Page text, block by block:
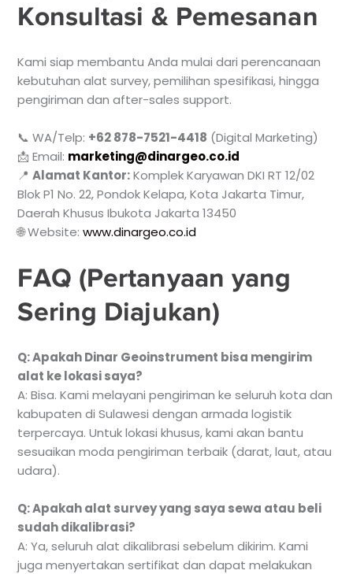
Konsultasi & Pemesanan
Kami siap membantu Anda mulai dari perencanaan
kebutuhan alat survey, pemilihan spesifikasi, hingga
pengiriman dan after-sales support.
📞 WA/Telp: +62 878-7521-4418 (Digital Marketing)
📩 Email: marketing@dinargeo.co.id
📍Alamat Kantor:Komplek Karyawan DKI RT 12/02
Blok P1 No. 22, Pondok Kelapa, Kota Jakarta Timur,
Daerah Khusus Ibukota Jakarta 13450
🌐 Website:www.dinargeo.co.id
FAQ (Pertanyaan yang
Sering Diajukan)
Q: Apakah Dinar Geoinstrument bisa mengirim
alat ke lokasi saya?
A: Bisa. Kami melayani pengiriman ke seluruh kota dan
kabupaten di Sulawesi dengan armada logistik
terpercaya. Untuk lokasi khusus, kami akan bantu
sesuaikan moda pengiriman terbaik (darat, laut, atau
udara).
Q: Apakah alat survey yang saya sewa atau beli
sudah dikalibrasi?
A: Ya, seluruh alat dikalibrasi sebelum dikirim. Kami
juga menyertakan sertifikat dan dapat melakukan